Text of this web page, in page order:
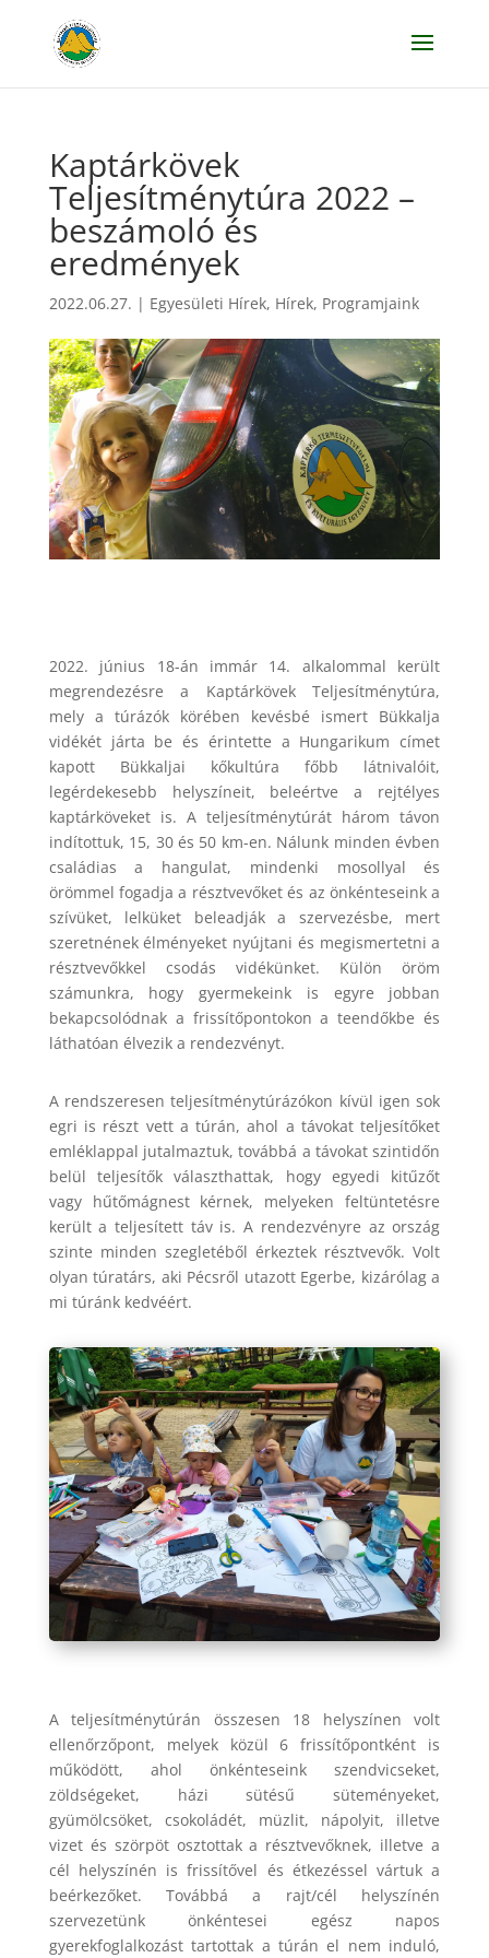
Kaptárkövek
Teljesítménytúra 2022 –
beszámoló és
eredmények
2022.06.27. | Egyesületi Hírek, Hírek, Programjaink
2022. június 18-án immár 14. alkalommal került
megrendezésre a Kaptárkövek Teljesítménytúra,
mely a túrázók körében kevésbé ismert Bükkalja
vidékét járta be és érintette a Hungarikum címet
kapott Bükkaljai kőkultúra főbb látnivalóit,
legérdekesebb helyszíneit, beleértve a rejtélyes
kaptárköveket is. A teljesítménytúrát három távon
indítottuk, 15, 30 és 50 km-en. Nálunk minden évben
családias a hangulat, mindenki mosollyal és
örömmel fogadja a résztvevőket és az önkénteseink a
szívüket, lelküket beleadják a szervezésbe, mert
szeretnének élményeket nyújtani és megismertetni a
résztvevőkkel csodás vidékünket. Külön öröm
számunkra, hogy gyermekeink is egyre jobban
bekapcsolódnak a frissítőpontokon a teendőkbe és
láthatóan élvezik a rendezvényt.
A rendszeresen teljesítménytúrázókon kívül igen sok
egri is részt vett a túrán, ahol a távokat teljesítőket
emléklappal jutalmaztuk, továbbá a távokat szintidőn
belül teljesítők választhattak, hogy egyedi kitűzőt
vagy hűtőmágnest kérnek, melyeken feltüntetésre
került a teljesített táv is. A rendezvényre az ország
szinte minden szegletéből érkeztek résztvevők. Volt
olyan túratárs, aki Pécsről utazott Egerbe, kizárólag a
mi túránk kedvéért.
A teljesítménytúrán összesen 18 helyszínen volt
ellenőrzőpont, melyek közül 6 frissítőpontként is
működött, ahol önkénteseink szendvicseket,
zöldségeket, házi sütésű süteményeket,
gyümölcsöket, csokoládét, müzlit, nápolyit, illetve
vizet és szörpöt osztottak a résztvevőknek, illetve a
cél helyszínén is frissítővel és étkezéssel vártuk a
beérkezőket. Továbbá a rajt/cél helyszínén
szervezetünk önkéntesei egész napos
gyerekfoglalkozást tartottak a túrán el nem induló,